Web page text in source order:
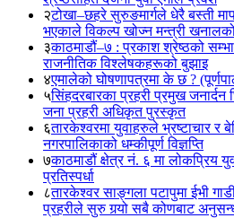
२टोखा–छहरे सुरुङमार्गले धेरै बस्ती
भएकाले विकल्प खोज्न मन्त्री
३काठमाडौं–७ : प्रकाश श्रेष्ठको
राजनीतिक विश्लेषकहरूको बुझाइ
४एमालेको घोषणापत्रमा के छ ?
५सिंहदरबारका प्रहरी प्रमुख जनार्दन
जना प्रहरी अधिकृत पुरस्कृत
६तारकेश्वरमा युवाहरुले भ्रष्टाचार र
नगरपालिकाको धम्कीपूर्ण विज्ञप्ति
७काठमाडौं क्षेत्र नं. ६ मा लोकप्रिय
प्रतिस्पर्धा
८तारकेश्वर साङ्गला पटापुमा ईभी
प्रहरीले सुरु गर्‍यो सबै कोणबाट